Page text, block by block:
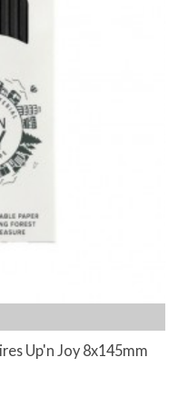
Up'n Joy 8x145mm